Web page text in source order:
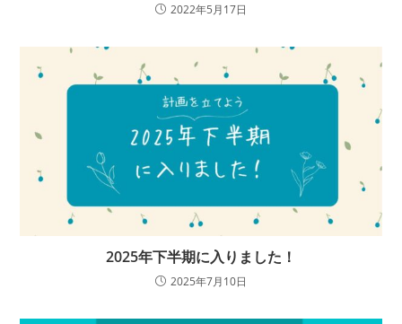
2022年5月17日
2025年下半期に入りました！
2025年7月10日